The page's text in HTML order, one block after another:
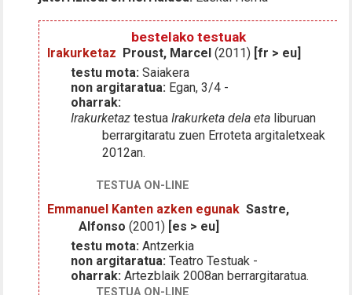
bestelako testuak
Irakurketaz Proust, Marcel (2011) [fr > eu]
testu mota: Saiakera
non argitaratua: Egan, 3/4 -
oharrak:
Irakurketaz testuaIrakurketa dela eta liburuan
berrargitaratu zuen Erroteta argitaletxeak
2012an.
TESTUA ON-LINE
Emmanuel Kanten azken egunak Sastre,
Alfonso (2001) [es > eu]
testu mota: Antzerkia
non argitaratua: Teatro Testuak -
oharrak: Artezblaik 2008an berrargitaratua.